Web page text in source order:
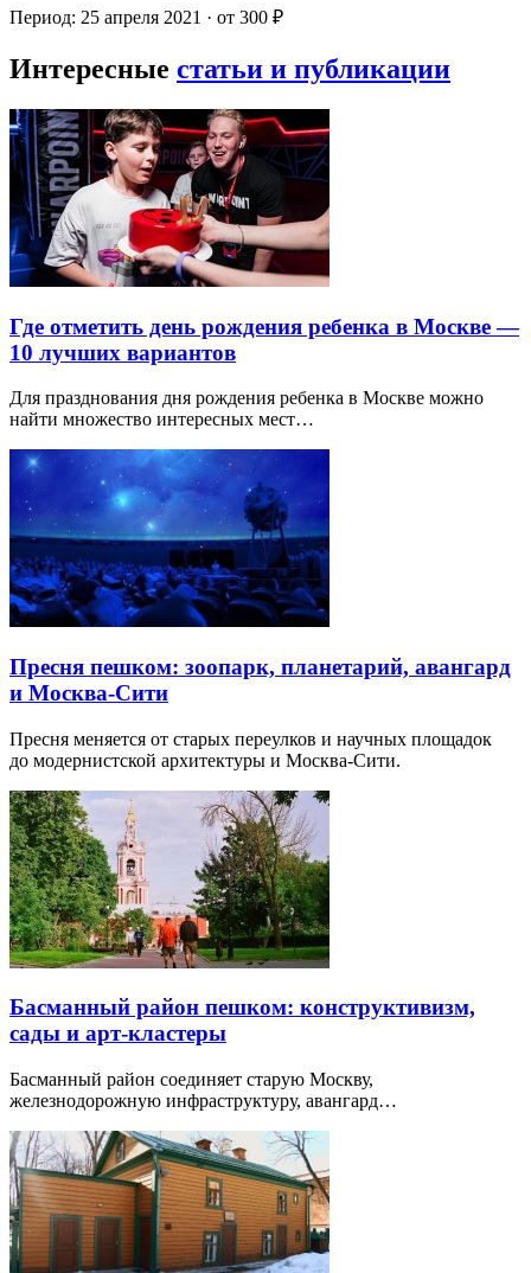
Период: 25 апреля 2021 · от 300 ₽
Интересные статьи и публикации
Где отметить день рождения ребенка в Москве —
10 лучших вариантов
Для празднования дня рождения ребенка в Москве можно
найти множество интересных мест…
Пресня пешком: зоопарк, планетарий, авангард
и Москва-Сити
Пресня меняется от старых переулков и научных площадок
до модернистской архитектуры и Москва-Сити.
Басманный район пешком: конструктивизм,
сады и арт-кластеры
Басманный район соединяет старую Москву,
железнодорожную инфраструктуру, авангард…